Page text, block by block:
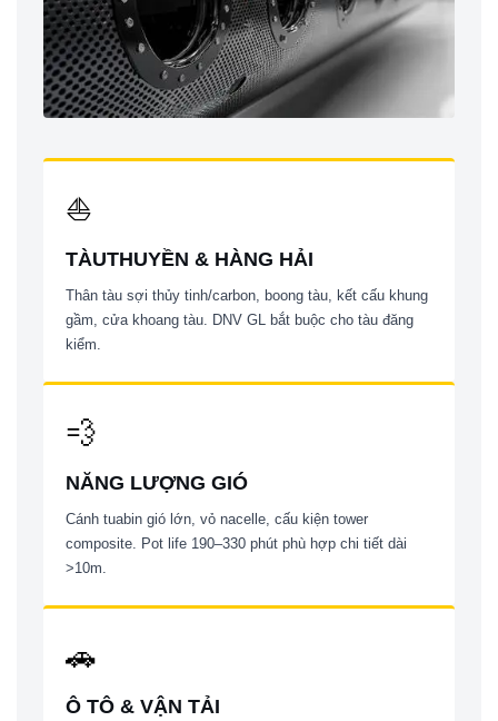
⛵
TÀUTHUYỀN & HÀNG HẢI
Thân tàu sợi thủy tinh/carbon, boong tàu, kết cấu khung
gầm, cửa khoang tàu. DNV GL bắt buộc cho tàu đăng
kiểm.
💨
NĂNG LƯỢNG GIÓ
Cánh tuabin gió lớn, vỏ nacelle, cấu kiện tower
composite. Pot life 190–330 phút phù hợp chi tiết dài
>10m.
🚗
Ô TÔ & VẬN TẢI